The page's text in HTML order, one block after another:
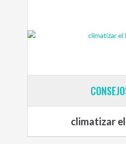
climatizar